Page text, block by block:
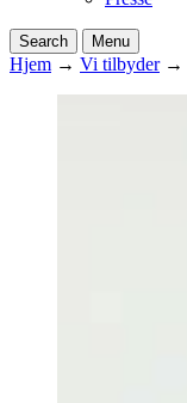
Search Menu
Hjem → Vi tilbyder →